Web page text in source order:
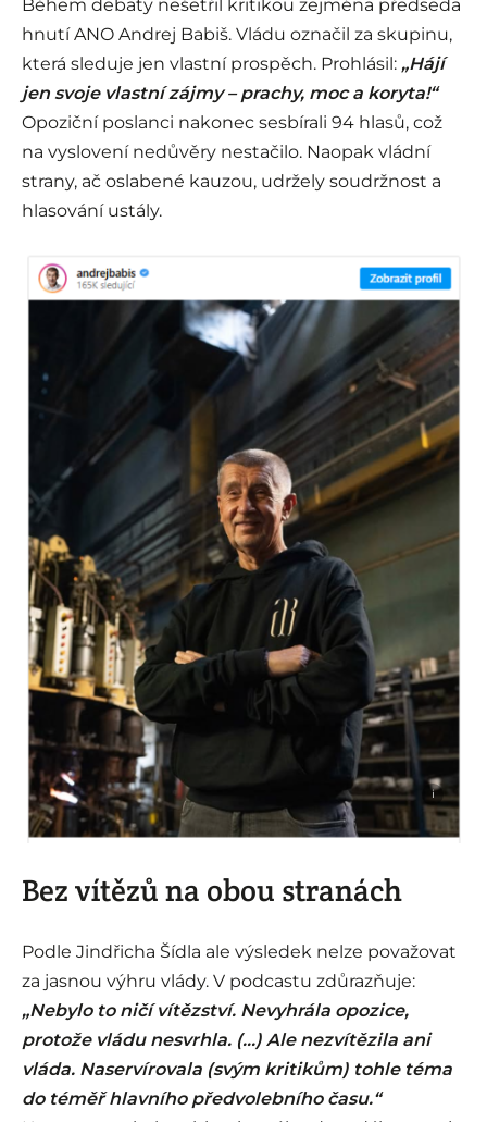
Během debaty nešetřil kritikou zejména předseda
hnutí ANO Andrej Babiš. Vládu označil za skupinu,
která sleduje jen vlastní prospěch. Prohlásil: „Hájí
jen svoje vlastní zájmy – prachy, moc a koryta!“
Opoziční poslanci nakonec sesbírali 94 hlasů, což
na vyslovení nedůvěry nestačilo. Naopak vládní
strany, ač oslabené kauzou, udržely soudržnost a
hlasování ustály.
i
Bez vítězů na obou stranách
Podle Jindřicha Šídla ale výsledek nelze považovat
za jasnou výhru vlády. V podcastu zdůrazňuje:
„Nebylo to ničí vítězství. Nevyhrála opozice,
protože vládu nesvrhla. (…) Ale nezvítězila ani
vláda. Naservírovala (svým kritikům) tohle téma
do téměř hlavního předvolebního času.“